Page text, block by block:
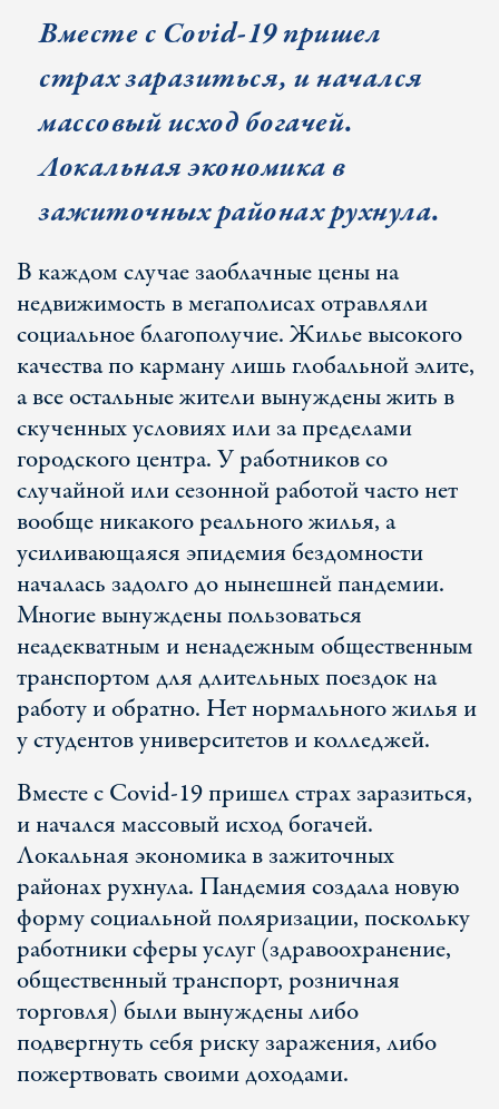
Вместе с Covid-19 пришел
страх заразиться, и начался
массовый исход богачей.
Локальная экономика в
зажиточных районах рухнула.
В каждом случае заоблачные цены на
недвижимость в мегаполисах отравляли
социальное благополучие. Жилье высокого
качества по карману лишь глобальной элите,
а все остальные жители вынуждены жить в
скученных условиях или за пределами
городского центра. У работников со
случайной или сезонной работой часто нет
вообще никакого реального жилья, а
усиливающаяся эпидемия бездомности
началась задолго до нынешней пандемии.
Многие вынуждены пользоваться
неадекватным и ненадежным общественным
транспортом для длительных поездок на
работу и обратно. Нет нормального жилья и
у студентов университетов и колледжей.
Вместе с Covid-19 пришел страх заразиться,
и начался массовый исход богачей.
Локальная экономика в зажиточных
районах рухнула. Пандемия создала новую
форму социальной поляризации, поскольку
работники сферы услуг (здравоохранение,
общественный транспорт, розничная
торговля) были вынуждены либо
подвергнуть себя риску заражения, либо
пожертвовать своими доходами.